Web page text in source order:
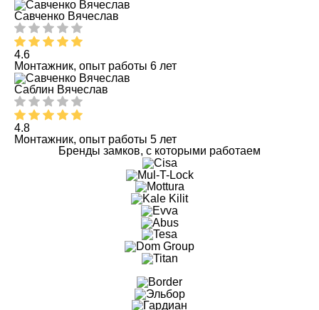
Савченко Вячеслав
4.6
Монтажник, опыт работы 6 лет
Саблин Вячеслав
4.8
Монтажник, опыт работы 5 лет
Бренды замков, с которыми работаем